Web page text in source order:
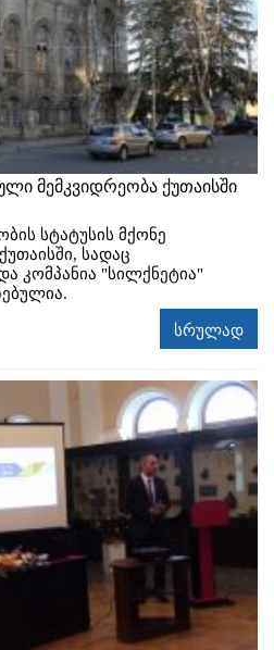
მემკვიდრეობა ქუთაისში
სტატუსის მქონე
სადაც
კომპანია "სილქნეტია"
სრულად